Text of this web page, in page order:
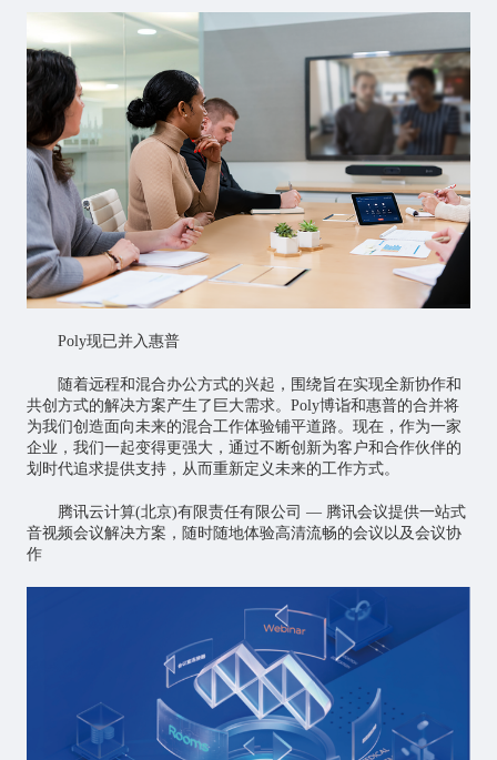
Poly现已并入惠普
随着远程和混合办公方式的兴起，围绕旨在实现全新协作和
共创方式的解决方案产生了巨大需求。Poly博诣和惠普的合并将
为我们创造面向未来的混合工作体验铺平道路。现在，作为一家
企业，我们一起变得更强大，通过不断创新为客户和合作伙伴的
划时代追求提供支持，从而重新定义未来的工作方式。
腾讯云计算(北京)有限责任有限公司 — 腾讯会议提供一站式
音视频会议解决方案，随时随地体验高清流畅的会议以及会议协
作